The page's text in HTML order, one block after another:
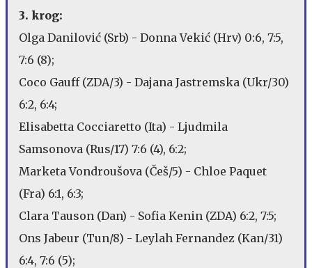
3. krog:
Olga Danilović (Srb) - Donna Vekić (Hrv) 0:6, 7:5,
7:6 (8);
Coco Gauff (ZDA/3) - Dajana Jastremska (Ukr/30)
6:2, 6:4;
Elisabetta Cocciaretto (Ita) - Ljudmila
Samsonova (Rus/17) 7:6 (4), 6:2;
Marketa Vondroušova (Češ/5) - Chloe Paquet
(Fra) 6:1, 6:3;
Clara Tauson (Dan) - Sofia Kenin (ZDA) 6:2, 7:5;
Ons Jabeur (Tun/8) - Leylah Fernandez (Kan/31)
6:4, 7:6 (5);